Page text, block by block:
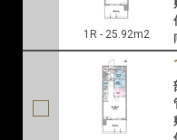
東京メトロ副都心線「東新
都営大江戸線「東新宿」徒
東京メトロ丸ノ内線「新宿
RC造 地上12階